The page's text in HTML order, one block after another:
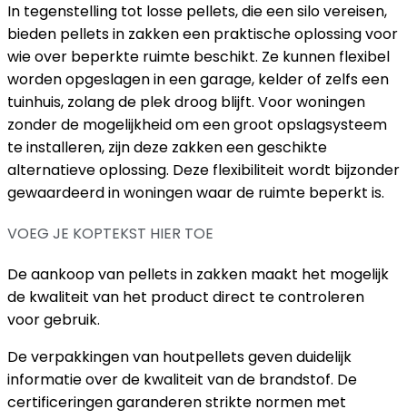
In tegenstelling tot losse pellets, die een silo vereisen,
bieden pellets in zakken een praktische oplossing voor
wie over beperkte ruimte beschikt. Ze kunnen flexibel
worden opgeslagen in een garage, kelder of zelfs een
tuinhuis, zolang de plek droog blijft. Voor woningen
zonder de mogelijkheid om een groot opslagsysteem
te installeren, zijn deze zakken een geschikte
alternatieve oplossing. Deze flexibiliteit wordt bijzonder
gewaardeerd in woningen waar de ruimte beperkt is.
VOEG JE KOPTEKST HIER TOE
De aankoop van pellets in zakken maakt het mogelijk
de kwaliteit van het product direct te controleren
voor gebruik.
De verpakkingen van houtpellets geven duidelijk
informatie over de kwaliteit van de brandstof. De
certificeringen garanderen strikte normen met